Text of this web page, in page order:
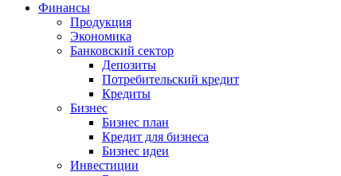
Финансы
Продукция
Экономика
Банковский сектор
Депозиты
Потребительский кредит
Кредиты
Бизнес
Бизнес план
Кредит для бизнеса
Бизнес идеи
Инвестиции